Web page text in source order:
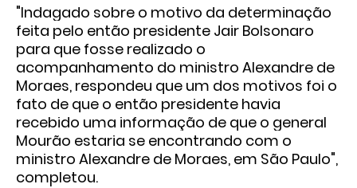
"Indagado sobre o motivo da determinação
feita pelo então presidente Jair Bolsonaro
para que fosse realizado o
acompanhamento do ministro Alexandre de
Moraes, respondeu que um dos motivos foi o
fato de que o então presidente havia
recebido uma informação de que o general
Mourão estaria se encontrando com o
ministro Alexandre de Moraes, em São Paulo",
completou.